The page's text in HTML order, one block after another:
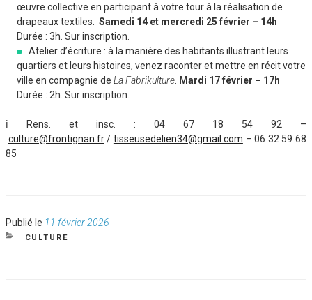
œuvre collective en participant à votre tour à la réalisation de
drapeaux textiles.
Samedi 14 et mercredi 25 février – 14h
Durée : 3h. Sur inscription.
Atelier d’écriture : à la manière des habitants illustrant leurs
quartiers et leurs histoires, venez raconter et mettre en récit votre
ville en compagnie de LaFabrikulture Mardi 17 février – 17h
Durée : 2h. Sur inscription.
ℹ️ Rens. et insc. : 04 67 18 54 92 –
culture@frontignan.fr/ tisseusedelien34@gmail.com – 06 32 59 68
85
Publié le Publié
le
11 février 2026
CATÉGORIES
CULTURE